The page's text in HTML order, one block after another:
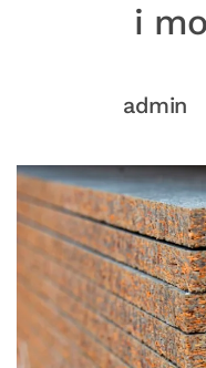
i
admin